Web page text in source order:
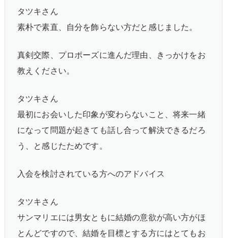
タツキさん
素朴で素直、自分を飾らない方だと感じました。
真剣交際、プロポーズに進んだ理由、きっかけをお
教えください。
タツキさん
最初にお会いした印象が変わらないこと、将来一緒
になって問題が起きても話し合って解決できるだろ
う、と感じたためです。
入会を検討されている方へのアドバイス
タツキさん
サンマリエには男女ともに結婚の意欲が高い方がほ
とんどですので、結婚を目標とする方にはとてもお